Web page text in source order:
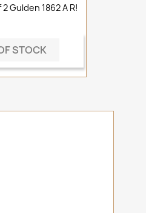
Gulden 1862 A R!
STOCK